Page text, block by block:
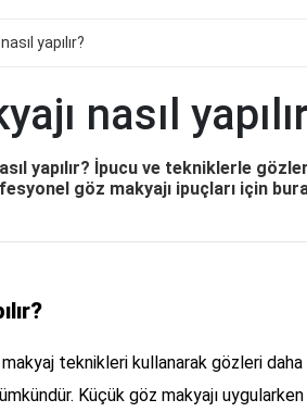
yapılır?
nasıl
yapılır? İpucu ve tekniklerle
göz makyajı ipuçları için
teknikleri kullanarak gözleri
Küçük göz makyajı